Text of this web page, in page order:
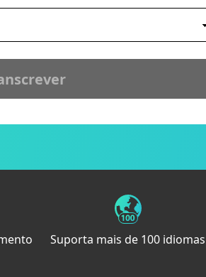
Suporta mais de 100 idiomas